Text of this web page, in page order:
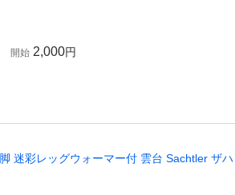
開始 2,000円
迷彩レッグウォーマー付 雲台 Sachtler ザ